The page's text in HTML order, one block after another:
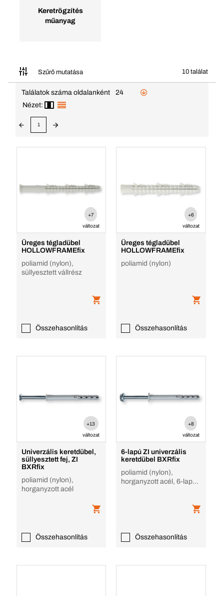
Keretrögzítés
műanyag
Szűrő mutatása 10 találat
Találatok száma oldalanként
24
Nézet:
1
+7
változat
Üreges tégladübel
HOLLOWFRAMEfix
poliamid (nylon),
süllyesztett vállrész
Összehasonlítás
+6
változat
Üreges tégladübel
HOLLOWFRAMEfix
poliamid (nylon)
Összehasonlítás
+13
változat
Univerzális keretdübel,
süllyesztett fej, ZI
BXRfix
poliamid (nylon),
horganyzott acél
Összehasonlítás
+8
változat
6-lapú ZI univerzális
keretdübel BXRfix
poliamid (nylon),
horganyzott acél, 6-lapú
Összehasonlítás